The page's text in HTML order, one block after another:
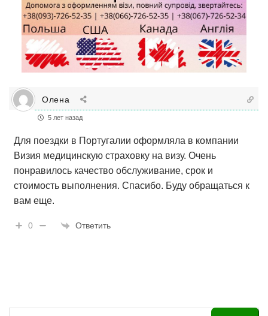
Олена
5 лет назад
Для поездки в Португалии оформляла в компании
Визия медицинскую страховку на визу. Очень
понравилось качество обслуживание, срок и
стоимость выполнения. Спасибо. Буду обращаться к
вам еще.
0 Ответить